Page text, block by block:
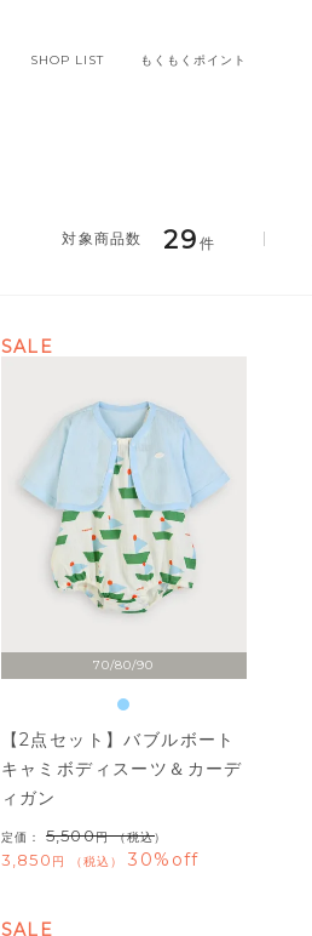
SHOP LIST もくもくポイント
29 件
70/80/90
SALE
【2点セット】バブルボート
キャミボディスーツ＆カーデ
ィガン
定価： 5,500 （税込）
3,850 税込 30%off
SALE